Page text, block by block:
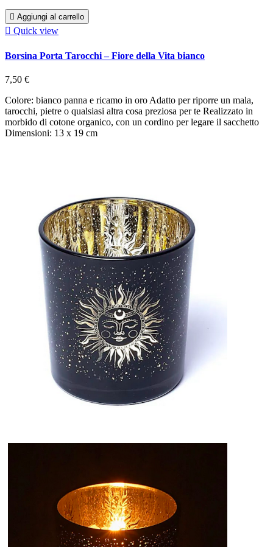
 Aggiungi al carrello
 Quick view
Borsina Porta Tarocchi – Fiore della Vita bianco
7,50 €
Colore: bianco panna e ricamo in oro Adatto per riporre un mala,
tarocchi, pietre o qualsiasi altra cosa preziosa per te Realizzato in
morbido di cotone organico, con un cordino per legare il sacchetto
Dimensioni: 13 x 19 cm